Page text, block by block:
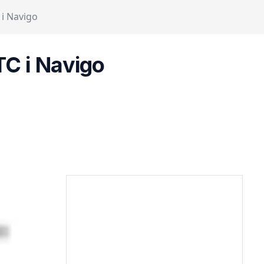
Navigo
i Navigo